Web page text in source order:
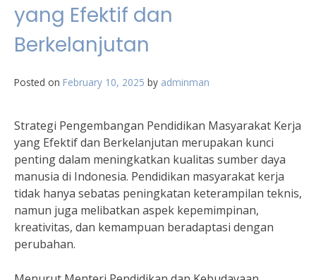
yang Efektif dan
Berkelanjutan
Posted on February 10, 2025 by adminman
Strategi Pengembangan Pendidikan Masyarakat Kerja
yang Efektif dan Berkelanjutan merupakan kunci
penting dalam meningkatkan kualitas sumber daya
manusia di Indonesia. Pendidikan masyarakat kerja
tidak hanya sebatas peningkatan keterampilan teknis,
namun juga melibatkan aspek kepemimpinan,
kreativitas, dan kemampuan beradaptasi dengan
perubahan.